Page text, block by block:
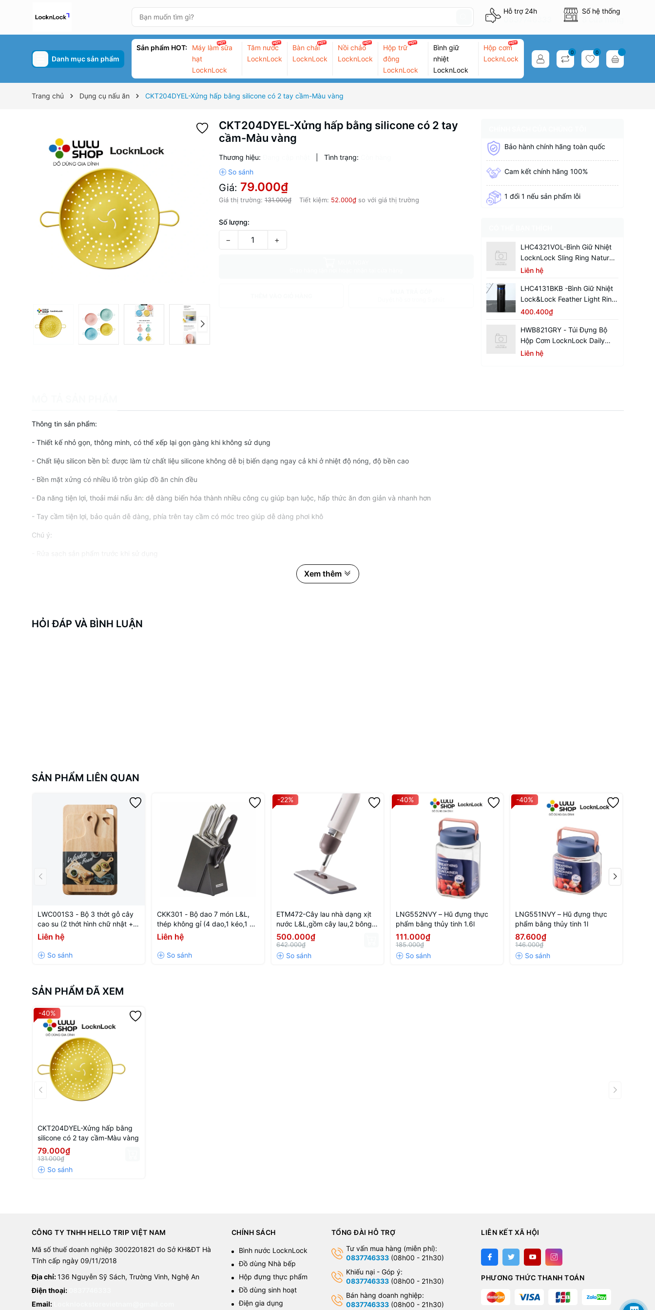
Hỗ trợ 24h Số hệ thống
Danh mục sản phẩm
Sản phẩm HOT:
Máy làm sữa
hạt
LocknLock
Tăm nước
LocknLock
Bàn chải
LocknLock
Nồi chảo
LocknLock
Hộp trữ
đông
LocknLock
Bình giữ
nhiệt
LocknLock
Hộp cơm
LocknLock
0 0
Trang chủ Dụng cụ nấu ăn CKT204DYEL-Xửng hấp bằng silicone có 2 tay cầm-Màu vàng
CKT204DYEL-Xửng hấp bằng silicone có 2 tay
cầm-Màu vàng
Thương hiệu: Tình trạng:
Giá: 79.000₫
Giá thị trường: 131.000₫ Tiết kiệm: 52.000₫so với giá thị trường
Số lượng:
− +
Bảo hành chính hãng toàn quốc
Cam kết chính hãng 100%
1 đổi 1 nếu sản phẩm lỗi
LHC4321VOL-Bình Giữ Nhiệt
LocknLock Sling Ring Nature
Tumbler 650ml
Liên hệ
LHC4131BKB -Bình Giữ Nhiệt
Lock&Lock Feather Light Ring
450ml - Màu Đen / Xanh
400.400₫
HWB821GRY - Túi Đựng Bộ
Hộp Cơm LocknLock Daily
Cooler - Màu Xám
Liên hệ
Thông tin sản phẩm:
- Thiết kế nhỏ gọn, thông minh, có thể xếp lại gọn gàng khi không sử dụng
- Chất liệu silicon bền bỉ: được làm từ chất liệu silicone không dễ bị biến dạng ngay cả khi ở nhiệt độ nóng, độ bền cao
- Bền mặt xửng có nhiều lỗ tròn giúp đồ ăn chín đều
- Đa năng tiện lợi, thoải mái nấu ăn: dễ dàng biến hóa thành nhiều công cụ giúp bạn luộc, hấp thức ăn đơn giản và nhanh hơn
- Tay cầm tiện lợi, bảo quản dễ dàng, phía trên tay cầm có móc treo giúp dễ dàng phơi khô
Chú ý:
- Sản phẩm có thể bị đổi màu với miếng ăn đậm màu
Xem thêm
HỎI ĐÁP VÀ BÌNH LUẬN
SẢN PHẨM LIÊN QUAN
LWC001S3 - Bộ 3 thớt gỗ cây
cao su (2 thớt hình chữ nhật + 1
thớt ping pong)
Liên hệ
CKK301 - Bộ dao 7 món L&L,
thép không gỉ (4 dao,1 kéo,1 đồ
mài,1 hộp đựng dao) - Màu đen
Liên hệ
-22%
ETM472-Cây lau nhà dạng xịt
nước L&L,gồm cây lau,2 bông
lau,36*10*129cm (không hoạt
động bằng điện)
500.000₫
642.000₫
-40%
LNG552NVY – Hũ đựng thực
phẩm bằng thủy tinh 1.6l
111.000₫
185.000₫
-40%
LNG551NVY – Hũ đựng thực
phẩm bằng thủy tinh 1l
87.600₫
146.000₫
SẢN PHẨM ĐÃ XEM
-40%
CKT204DYEL-Xửng hấp bằng
silicone có 2 tay cầm-Màu vàng
79.000₫
131.000₫
CÔNG TY TNHH HELLO TRIP VIỆT NAM
Mã số thuế doanh nghiệp 3002201821 do Sở KH&ĐT Hà
Tĩnh cấp ngày 09/11/2018
Địa chỉ:136 Nguyễn Sỹ Sách, Trường Vinh, Nghệ An
Điện thoại:
Email:
CHÍNH SÁCH
Bình nước LocknLock
Đồ dùng Nhà bếp
Hộp đựng thực phẩm
Đồ dùng sinh hoạt
Điện gia dụng
TỔNG ĐÀI HỖ TRỢ
Tư vấn mua hàng (miễn phí):
0837746333(08h00 - 21h30)
Khiếu nại - Góp ý:
0837746333(08h00 - 21h30)
Bán hàng doanh nghiệp:
0837746333(08h00 - 21h30)
LIÊN KẾT XÃ HỘI
PHƯƠNG THỨC THANH TOÁN